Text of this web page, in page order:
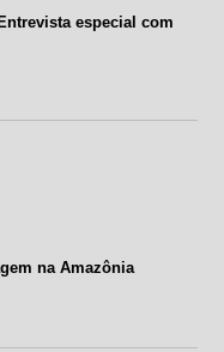
especial com
na Amazônia